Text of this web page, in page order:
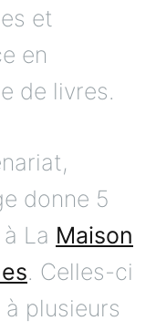
et
en
de livres.
donne 5
La Maison
. Celles-ci
plusieurs